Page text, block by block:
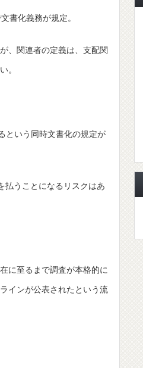
書化義務が規定。
、関連者の定義は、支配関
。
という同時文書化の規定が
払うことになるリスクはあ
に至るまで調査が本格的に
インが公表されたという流